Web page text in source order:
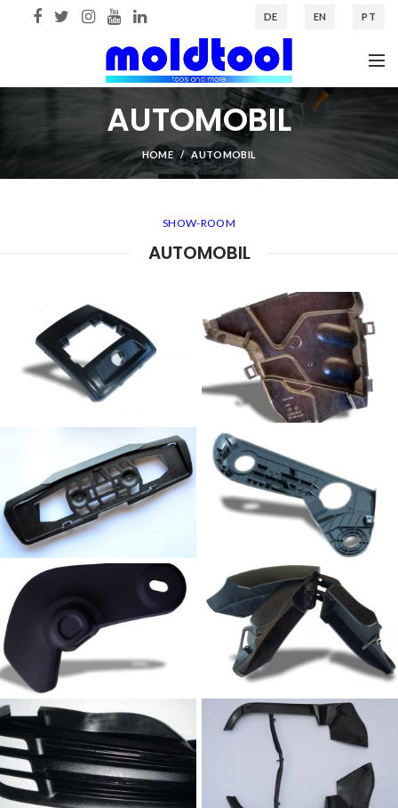
DE EN PT
AUTOMOBIL
HOME AUTOMOBIL
SHOW-ROOM
AUTOMOBIL